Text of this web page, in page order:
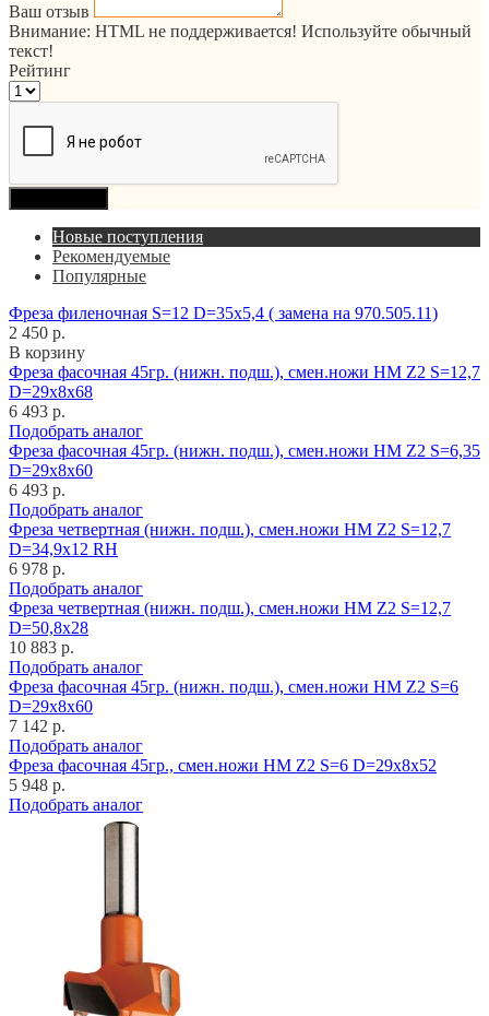
Ваш отзыв
Внимание: HTML не поддерживается! Используйте обычный
текст!
Рейтинг
Новые поступления
Рекомендуемые
Популярные
Фреза филеночная S=12 D=35x5,4 ( замена на 970.505.11)
2 450 р.
В корзину
Фреза фасочная 45гр. (нижн. подш.), смен.ножи HM Z2 S=12,7
D=29x8x68
6 493 р.
Подобрать аналог
Фреза фасочная 45гр. (нижн. подш.), смен.ножи HM Z2 S=6,35
D=29x8x60
6 493 р.
Подобрать аналог
Фреза четвертная (нижн. подш.), смен.ножи HM Z2 S=12,7
D=34,9x12 RH
6 978 р.
Подобрать аналог
Фреза четвертная (нижн. подш.), смен.ножи HM Z2 S=12,7
D=50,8x28
10 883 р.
Подобрать аналог
Фреза фасочная 45гр. (нижн. подш.), смен.ножи HM Z2 S=6
D=29x8x60
7 142 р.
Подобрать аналог
Фреза фасочная 45гр., смен.ножи HM Z2 S=6 D=29x8x52
5 948 р.
Подобрать аналог